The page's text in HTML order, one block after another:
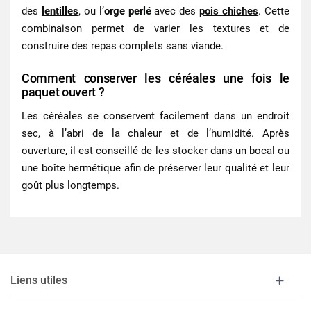
des lentilles, ou l’orge perléavec despois chiches. Cette
combinaison permet de varier les textures et de
construire des repas complets sans viande.
Comment conserver les céréales une fois le
paquet ouvert ?
Les céréales se conservent facilement dans un endroit
sec, à l’abri de la chaleur et de l’humidité. Après
ouverture, il est conseillé de les stocker dans un bocal ou
une boîte hermétique afin de préserver leur qualité et leur
goût plus longtemps.
Liens utiles